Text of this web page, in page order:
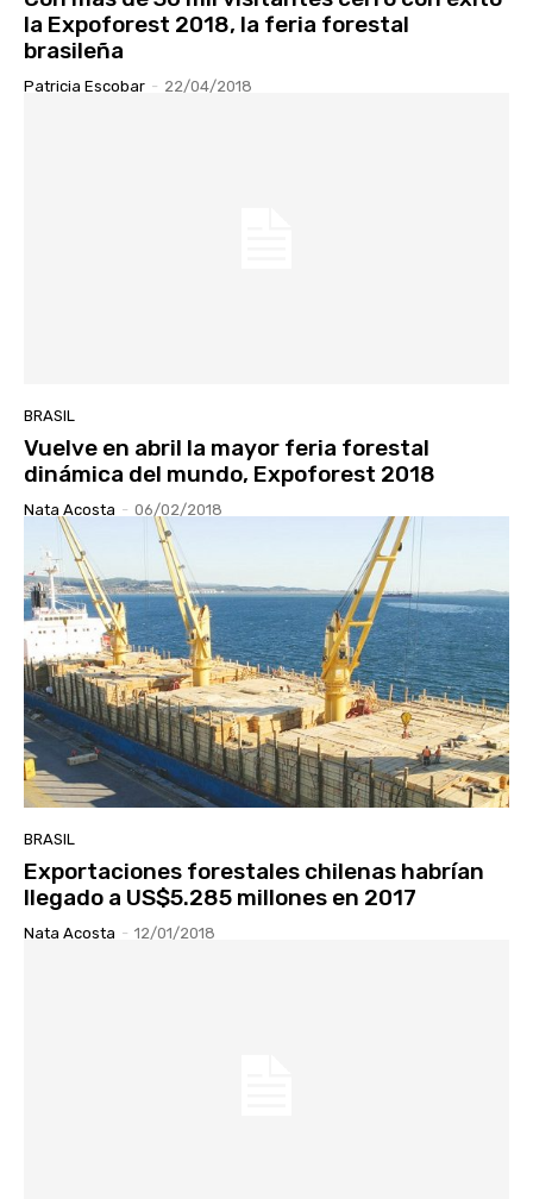
la Expoforest 2018, la feria forestal
brasileña
Patricia Escobar - 22/04/2018
BRASIL
Vuelve en abril la mayor feria forestal
dinámica del mundo, Expoforest 2018
Nata Acosta - 06/02/2018
BRASIL
Exportaciones forestales chilenas habrían
llegado a US$5.285 millones en 2017
Nata Acosta - 12/01/2018